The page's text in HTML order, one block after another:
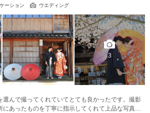
ーション ウエディング
3
選んで撮ってくれていてとても良かったです。撮影
にあったものを丁寧に指示してくれて上品な写真に